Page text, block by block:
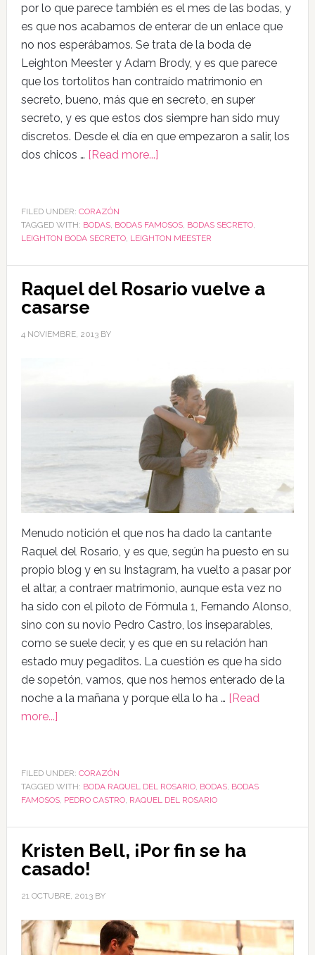
por lo que parece también es el mes de las bodas, y
es que nos acabamos de enterar de un enlace que
no nos esperábamos. Se trata de la boda de
Leighton Meester y Adam Brody, y es que parece
que los tortolitos han contraído matrimonio en
secreto, bueno, más que en secreto, en super
secreto, y es que estos dos siempre han sido muy
discretos. Desde el día en que empezaron a salir, los
dos chicos … [Read more...]
FILED UNDER: CORAZÓN
TAGGED WITH: BODAS, BODAS FAMOSOS, BODAS SECRETO,
LEIGHTON BODA SECRETO, LEIGHTON MEESTER
Raquel del Rosario vuelve a
casarse
4 NOVIEMBRE, 2013BY
Menudo notición el que nos ha dado la cantante
Raquel del Rosario, y es que, según ha puesto en su
propio blog y en su Instagram, ha vuelto a pasar por
el altar, a contraer matrimonio, aunque esta vez no
ha sido con el piloto de Fórmula 1, Fernando Alonso,
sino con su novio Pedro Castro, los inseparables,
como se suele decir, y es que en su relación han
estado muy pegaditos. La cuestión es que ha sido
de sopetón, vamos, que nos hemos enterado de la
noche a la mañana y porque ella lo ha … [Read
more...]
FILED UNDER: CORAZÓN
TAGGED WITH: BODA RAQUEL DEL ROSARIO, BODAS, BODAS
FAMOSOS, PEDRO CASTRO, RAQUEL DEL ROSARIO
Kristen Bell, ¡Por fin se ha
casado!
21 OCTUBRE, 2013BY